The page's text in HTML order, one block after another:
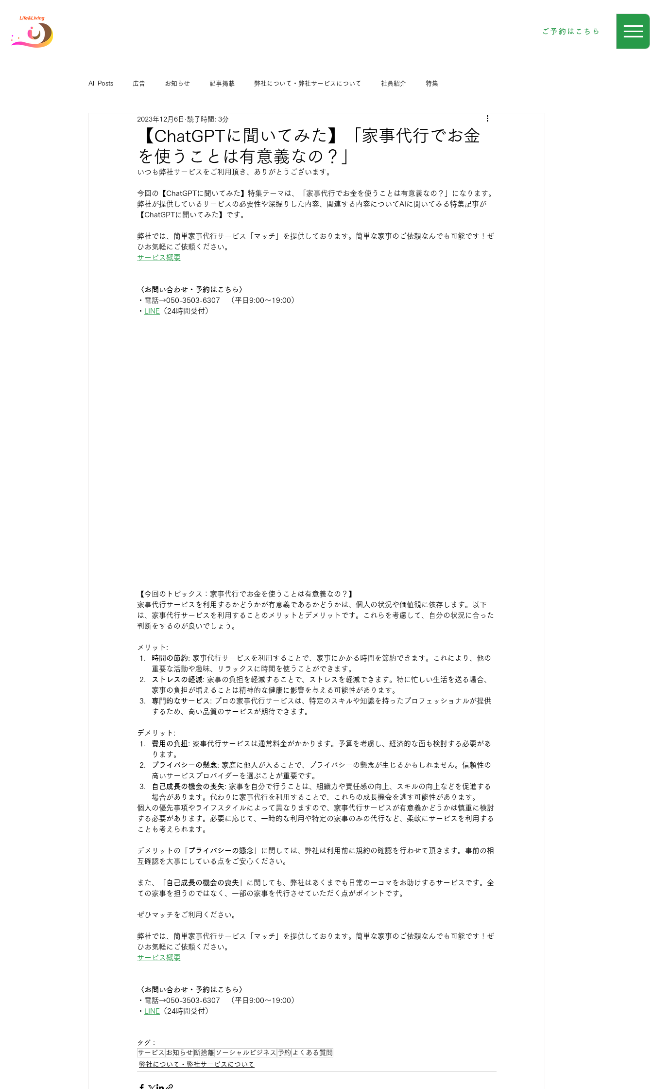
ご予約はこちら
All Posts 広告 お知らせ 記事掲載 弊社について・弊社サービスについて 社員紹介 特集
【ChatGPTに聞いてみた】「家事代行でお金
を使うことは有意義なの？」
2023年12月6日 読了時間: 3分
いつも弊社サービスをご利用頂き、ありがとうございます。
今回の【ChatGPTに聞いてみた】特集テーマは、「家事代行でお金を使うことは有意義なの？」になります。
弊社が提供しているサービスの必要性や深掘りした内容、関連する内容についてAIに聞いてみる特集記事が
【ChatGPTに聞いてみた】です。
弊社では、簡単家事代行サービス「マッチ」を提供しております。簡単な家事のご依頼なんでも可能です！ぜ
ひお気軽にご依頼ください。
サービス概要
〈お問い合わせ・予約はこちら〉
・電話→050-3503-6307　（平日9:00〜19:00）
・ LINE （24時間受付）
【今回のトピックス：家事代行でお金を使うことは有意義なの？】
家事代行サービスを利用するかどうかが有意義であるかどうかは、個人の状況や価値観に依存します。以下
は、家事代行サービスを利用することのメリットとデメリットです。これらを考慮して、自分の状況に合った
判断をするのが良いでしょう。
メリット:
時間の節約: 家事代行サービスを利用することで、家事にかかる時間を節約できます。これにより、他の
重要な活動や趣味、リラックスに時間を使うことができます。
ストレスの軽減: 家事の負担を軽減することで、ストレスを軽減できます。特に忙しい生活を送る場合、
家事の負担が増えることは精神的な健康に影響を与える可能性があります。
専門的なサービス : プロの家事代行サービスは、特定のスキルや知識を持ったプロフェッショナルが提供
するため、高い品質のサービスが期待できます。
デメリット:
費用の負担 : 家事代行サービスは通常料金がかかります。予算を考慮し、経済的な面も検討する必要があ
ります。
プライバシーの懸念: 家庭に他人が入ることで、プライバシーの懸念が生じるかもしれません。信頼性の
高いサービスプロバイダーを選ぶことが重要です。
自己成長の機会の喪失: 家事を自分で行うことは、組織力や責任感の向上、スキルの向上などを促進する
場合があります。代わりに家事代行を利用することで、これらの成長機会を逃す可能性があります。
個人の優先事項やライフスタイルによって異なりますので、家事代行サービスが有意義かどうかは慎重に検討
する必要があります。必要に応じて、一時的な利用や特定の家事のみの代行など、柔軟にサービスを利用する
ことも考えられます。
デメリットの「 プライバシーの懸念 」に関しては、弊社は利用前に規約の確認を行わせて頂きます。事前の相
互確認を大事にしている点をご安心ください。
また、「 自己成長の機会の喪失 」に関しても、弊社はあくまでも日常の一コマをお助けするサービスです。全
ての家事を担うのではなく、一部の家事を代行させていただく点がポイントです。
ぜひマッチをご利用ください。
弊社では、簡単家事代行サービス「マッチ」を提供しております。簡単な家事のご依頼なんでも可能です！ぜ
ひお気軽にご依頼ください。
サービス概要
〈お問い合わせ・予約はこちら〉
・電話→050-3503-6307　（平日9:00〜19:00）
・ LINE （24時間受付）
タグ：
サービス お知らせ 断捨離 ソーシャルビジネス 予約 よくある質問
弊社について・弊社サービスについて